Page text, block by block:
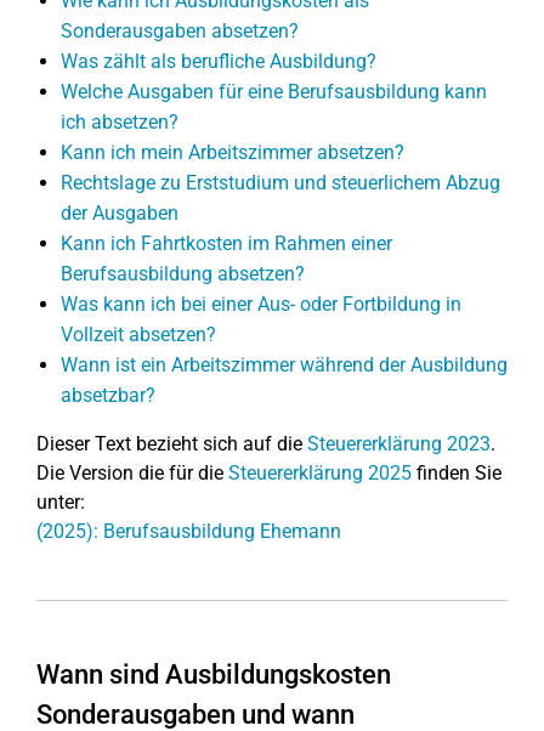
Sonderausgaben absetzen?
Was zählt als berufliche Ausbildung?
Welche Ausgaben für eine Berufsausbildung kann
ich absetzen?
Kann ich mein Arbeitszimmer absetzen?
Rechtslage zu Erststudium und steuerlichem Abzug
der Ausgaben
Kann ich Fahrtkosten im Rahmen einer
Berufsausbildung absetzen?
Was kann ich bei einer Aus- oder Fortbildung in
Vollzeit absetzen?
Wann ist ein Arbeitszimmer während der Ausbildung
absetzbar?
Dieser Text bezieht sich auf die Steuererklärung 2023.
Die Version die für die Steuererklärung 2025 finden Sie
unter:
(2025): Berufsausbildung Ehemann
Wann sind Ausbildungskosten
Sonderausgaben und wann